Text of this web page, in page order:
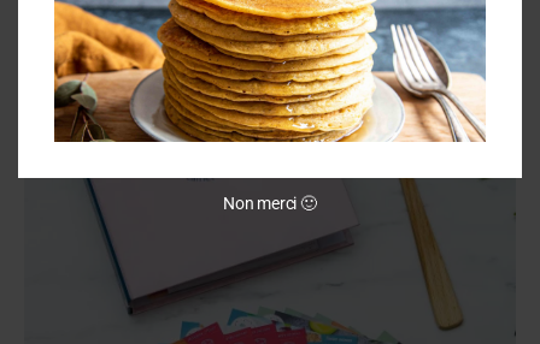
Non merci 🙂